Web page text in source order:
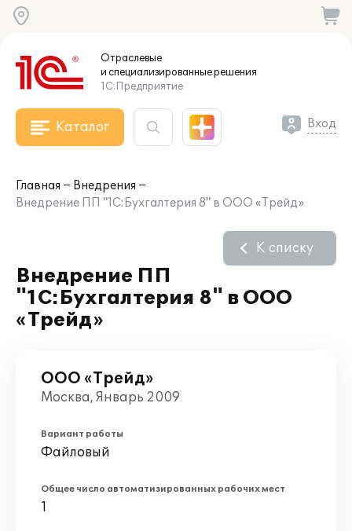
Отраслевые
и специализированныерешения
1С:Предприятие
Каталог Вход
Главная
Внедрения
Внедрение ПП "1С:Бухгалтерия 8" в ООО «Трейд»
Внедрение ПП
"1С:Бухгалтерия 8" в ООО
«Трейд»
К списку
ООО «Трейд»
Москва, Январь 2009
Вариант работы
Файловый
Общее число автоматизированных рабочих мест
1